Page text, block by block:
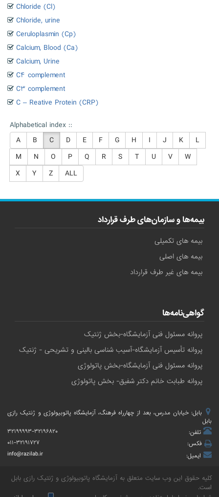
Chloride (Cl)
Chloride, urine
Ceruloplasmin (Cp)
Calcium, Blood (Ca)
Calcium, Urine
C۴ complement
C۳ complement
C – Reative Protein (CRP)
Alphabetical index ::
A
B C D E F G H I J K
L
M
N O P Q R S T U V
W
X
Y Z ALL
بیمه‌ها و سازمان‌های طرف قرارداد
بیمه های تکمیلی
بیمه های اصلی
بیمه های غیر طرف قرارداد
گواهی‌نامه‌ها
پروانه مسئول فنی آزمایشگاه-بخش ژنتیک
پروانه تأسیس آزمایشگاه-آسیب شناسی بالینی و تشریحی - ژنتیک
پروانه مسئول فنی آزمایشگاه-بخش پاتولوژی
پروانه طبابت خانم دکتر شفیق- بخش پاتولوژی
بابل: خیابان مدرس، بعد از چهارراه فرهنگ، آزمایشگاه پاتوبیولوژی و ژنتیک رازی
بابل
تلفن:
۳۲۱۹۹۹۹۳-۳۲۱۹۶۸۲۰
فکس:
۰۱۱-۳۲۱۹۱۷۲۷
ایمیل:
info@razilab.ir
کلیه حقوق این وب سایت متعلق به آزمایشگاه پاتوبیولوژی و ژنتیک رازی بابل
است.